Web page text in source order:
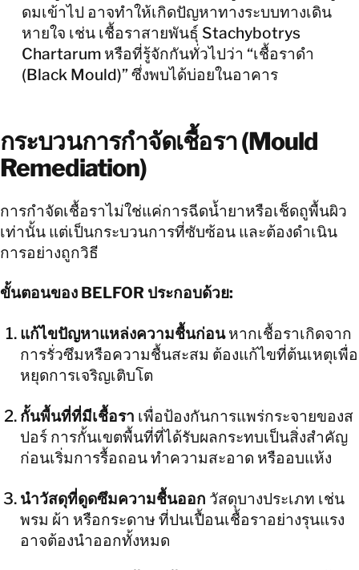
ดมเข้าไป อาจทำให้เกิดปัญหาทางระบบทางเดิน
หายใจ เช่น เชื้อราสายพันธุ์ Stachybotrys
Chartarum หรือที่รู้จักกันทั่วไปว่า “เชื้อราดำ
(Black Mould)” ซึ่งพบได้บ่อยในอาคาร
กระบวนการกำจัดเชื้อรา (Mould
Remediation)
การกำจัดเชื้อราไม่ใช่แค่การฉีดน้ำยาหรือเช็ดถูพื้นผิว
เท่านั้น แต่เป็นกระบวนการที่ซับซ้อน และต้องดำเนิน
การอย่างถูกวิธี
ขั้นตอนของ BELFOR ประกอบด้วย:
แก้ไขปัญหาแหล่งความชื้นก่อนหากเชื้อราเกิดจาก
การรั่วซึมหรือความชื้นสะสม ต้องแก้ไขที่ต้นเหตุเพื่อ
หยุดการเจริญเติบโต
กั้นพื้นที่ที่มีเชื้อรา เพื่อป้องกันการแพร่กระจายของส
ปอร์ การกั้นเขตพื้นที่ที่ได้รับผลกระทบเป็นสิ่งสำคัญ
ก่อนเริ่มการรื้อถอน ทำความสะอาด หรืออบแห้ง
นำวัสดุที่ดูดซึมความชื้นออก วัสดุบางประเภท เช่น
พรม ผ้า หรือกระดาษ ที่ปนเปื้อนเชื้อราอย่างรุนแรง
อาจต้องนำออกทั้งหมด